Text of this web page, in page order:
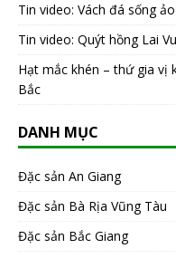
Tin video: Vách đá sống
Tin video: Quýt hồng Lai
Hạt mắc khén – thứ gia vị
Bắc
DANH MỤC
Đặc sản An Giang
Đặc sản Bà Rịa Vũng Tàu
Đặc sản Bắc Giang